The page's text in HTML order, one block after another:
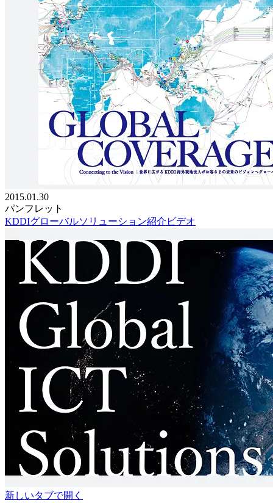
2015.01.30
パンフレット
KDDIグローバルソリューション紹介ビデオ
新しいタブで開く